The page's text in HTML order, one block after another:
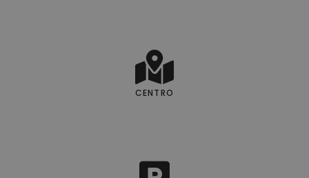
CENTRO